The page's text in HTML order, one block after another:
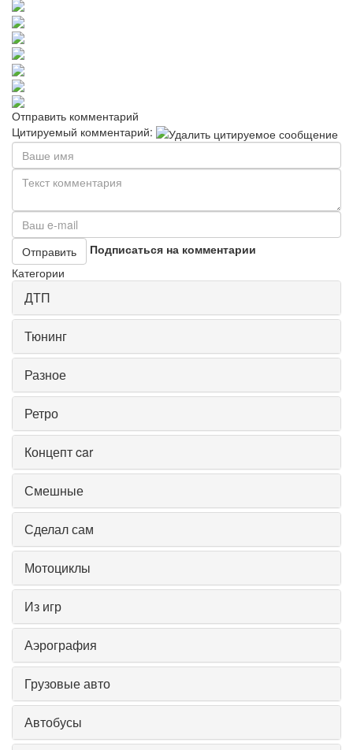
Отправить комментарий
Цитируемый комментарий:
Отправить
Подписаться на комментарии
Категории
ДТП
Тюнинг
Разное
Ретро
Концепт car
Смешные
Сделал сам
Мотоциклы
Из игр
Аэрография
Грузовые авто
Автобусы